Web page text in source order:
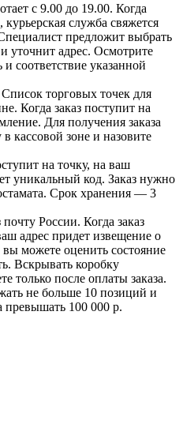
с 9.00 до 19.00. Когда
курьерская служба свяжется
предложит выбрать
уточнит адрес. Осмотрите
соответствие указанной
торговых точек для
Когда заказ поступит на
Для получения заказа
кассовой зоне и назовите
на точку, на ваш
уникальный код. Заказ нужно
Срок хранения — 3
России. Когда заказ
адрес придет извещение о
можете оценить состояние
Вскрывать коробку
только после оплаты заказа.
не больше 10 позиций и
превышать 100 000 р.